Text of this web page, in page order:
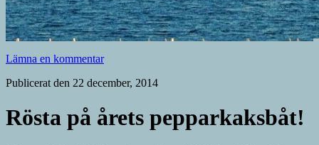
Lämna en kommentar
Publicerat den 22 december, 2014
Rösta på årets pepparkaksbåt!